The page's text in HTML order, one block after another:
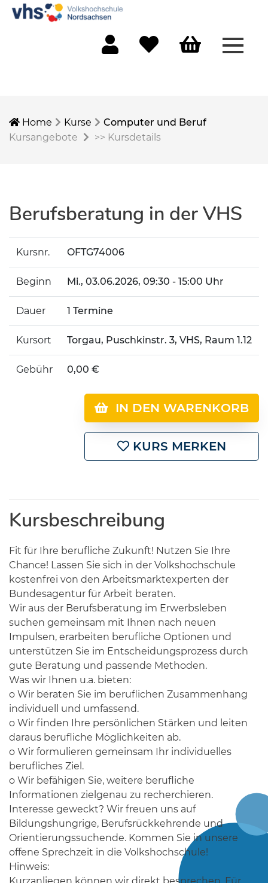
Home Kurse
Computer und Beruf
Kursangebote
>> Kursdetails
Berufsberatung in der VHS
Kursnr. OFTG74006
Beginn Mi., 03.06.2026, 09:30 - 15:00 Uhr
Dauer 1 Termine
Kursort Torgau, Puschkinstr. 3, VHS, Raum 1.12
Gebühr 0,00 €
IN DEN WARENKORB
KURS MERKEN
Kursbeschreibung
Fit für Ihre berufliche Zukunft! Nutzen Sie Ihre
Chance! Lassen Sie sich in der Volkshochschule
kostenfrei von den Arbeitsmarktexperten der
Bundesagentur für Arbeit beraten.
Wir aus der Berufsberatung im Erwerbsleben
suchen gemeinsam mit Ihnen nach neuen
Impulsen, erarbeiten berufliche Optionen und
unterstützen Sie im Entscheidungsprozess durch
gute Beratung und passende Methoden.
Was wir Ihnen u.a. bieten:
o Wir beraten Sie im beruflichen Zusammenhang
individuell und umfassend.
o Wir finden Ihre persönlichen Stärken und leiten
daraus berufliche Möglichkeiten ab.
o Wir formulieren gemeinsam Ihr individuelles
berufliches Ziel.
o Wir befähigen Sie, weitere berufliche
Informationen zielgenau zu recherchieren.
Interesse geweckt? Wir freuen uns auf
Bildungshungrige, Berufsrückkehrende und
Orientierungssuchende. Kommen Sie in unsere
offene Sprechzeit in die Volkshochschule!
Hinweis: